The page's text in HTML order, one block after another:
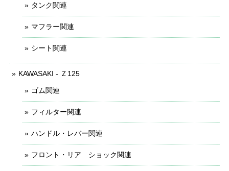
タンク関連
マフラー関連
シート関連
KAWASAKI - Ｚ125
ゴム関連
フィルター関連
ハンドル・レバー関連
フロント・リア ショック関連